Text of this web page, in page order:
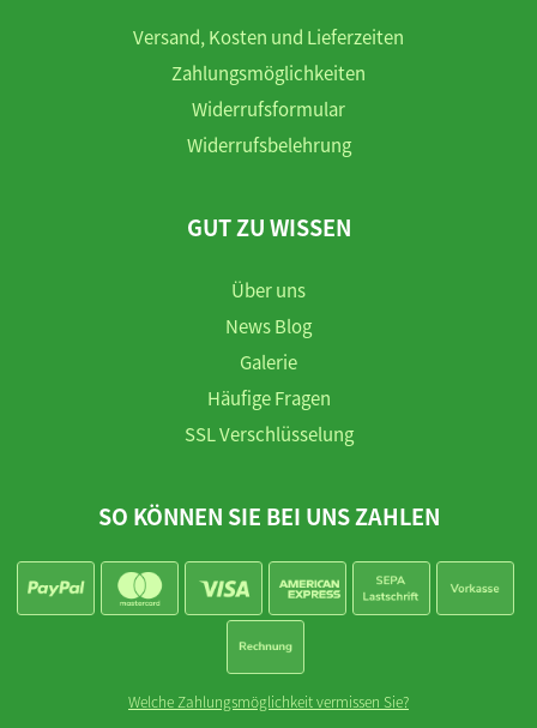
Versand, Kosten und Lieferzeiten
Zahlungsmöglichkeiten
Widerrufsformular
Widerrufsbelehrung
GUT ZU WISSEN
Über uns
News Blog
Galerie
Häufige Fragen
SSL Verschlüsselung
SO KÖNNEN SIE BEI UNS ZAHLEN
Welche Zahlungsmöglichkeit vermissen Sie?